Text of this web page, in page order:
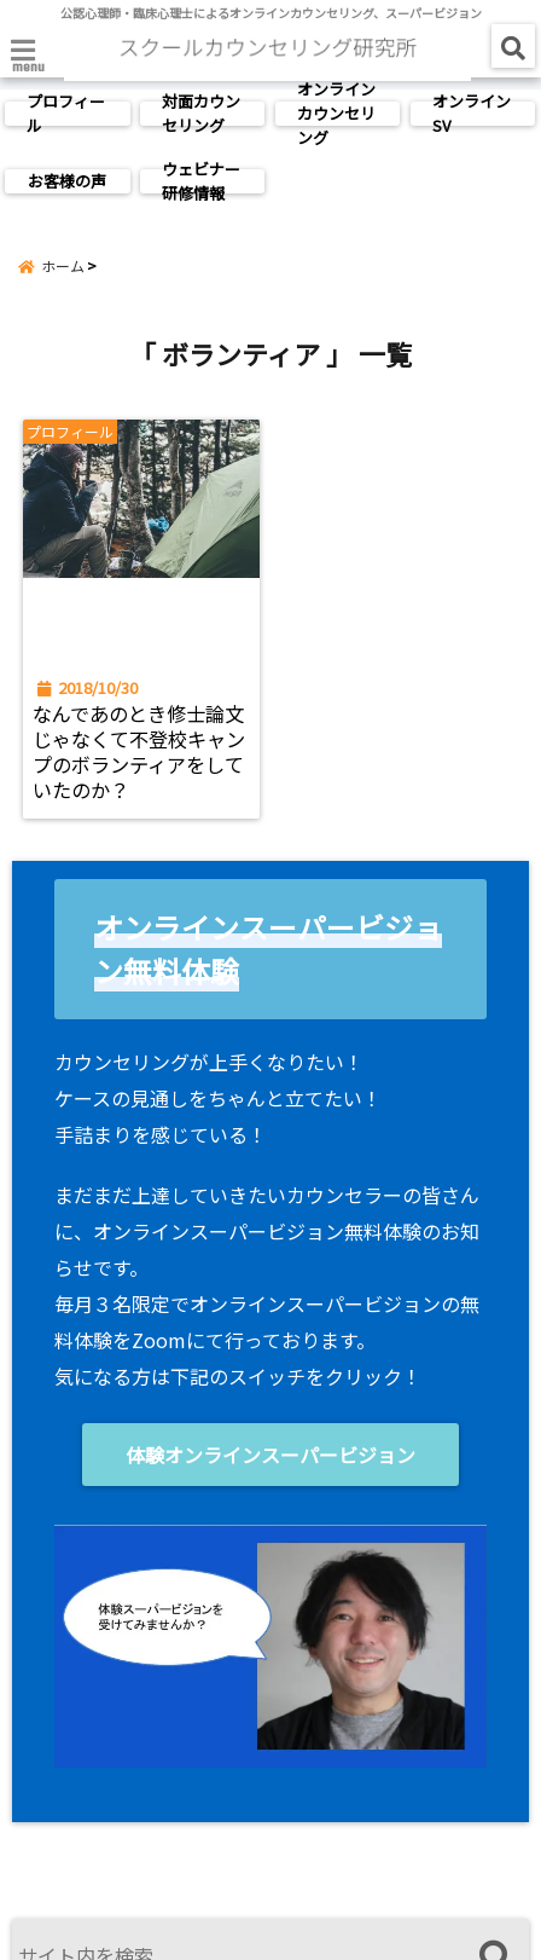
公認心理師・臨床心理士によるオンラインカウンセリング、スーパービジョン
menu
プロフィー
ル
対面カウン
セリング
オンライン
カウンセリ
ング
オンライン
SV
お客様の声
ウェビナー
研修情報
ホーム
「 ボランティア 」 一覧
プロフィール
2018/10/30
なんであのとき修士論文
じゃなくて不登校キャン
プのボランティアをして
いたのか？
オンラインスーパービジョ
ン無料体験
カウンセリングが上手くなりたい！
ケースの見通しをちゃんと立てたい！
手詰まりを感じている！
まだまだ上達していきたいカウンセラーの皆さん
に、オンラインスーパービジョン無料体験のお知
らせです。
毎月３名限定でオンラインスーパービジョンの無
料体験をZoomにて行っております。
気になる方は下記のスイッチをクリック！
体験オンラインスーパービジョン